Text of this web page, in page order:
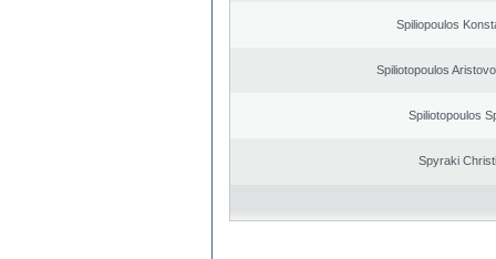
Spiliopoulos
Spiliotopoulos
Spiliotopoulos
Spyraki